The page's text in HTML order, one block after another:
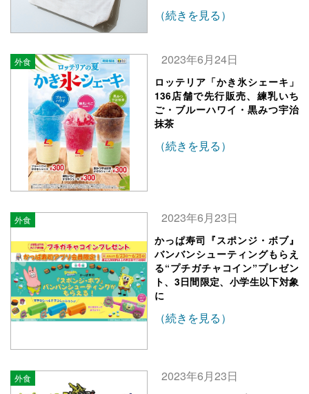
（続きを見る）
外食 2023年6月24日
ロッテリア「かき氷シェーキ」
136店舗で先行販売、練乳いち
ご・ブルーハワイ・黒みつ宇治
抹茶
（続きを見る）
外食 2023年6月23日
かっぱ寿司『スポンジ・ボブ』
バンバンシューティングもらえ
る“プチガチャコイン”プレゼン
ト、3日間限定、小学生以下対象
に
（続きを見る）
外食 2023年6月23日